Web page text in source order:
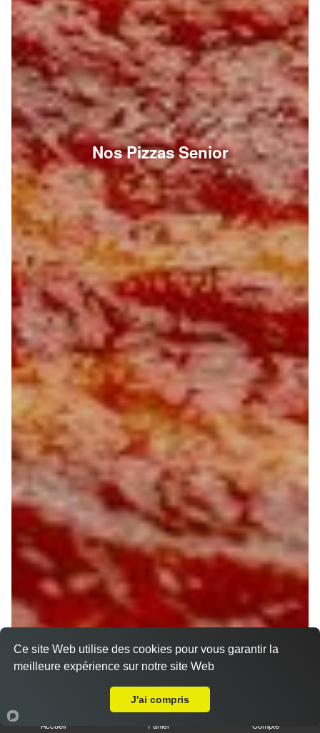
Nos Pizzas Senior
Accueil Panier Compte
Ce site Web utilise des cookies pour vous garantir la
meilleure expérience sur notre site Web
J'ai compris